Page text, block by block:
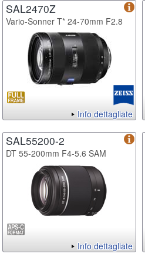
SAL2470Z
Vario-Sonner T* 24-70mm F2.8
Info dettagliate
SAL55200-2
DT 55-200mm F4-5.6 SAM
Info dettagliate